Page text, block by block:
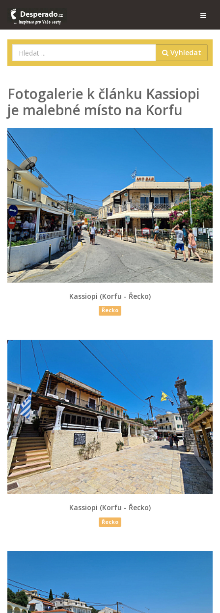
Vyhledat
Fotogalerie k článku Kassiopi
je malebné místo na Korfu
Kassiopi (Korfu - Řecko)
Řecko
Kassiopi (Korfu - Řecko)
Řecko